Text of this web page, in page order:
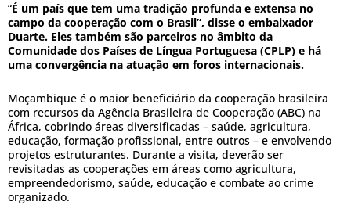
“É um país que tem uma tradição profunda e extensa no
campo da cooperação com o Brasil”, disse o embaixador
Duarte. Eles também são parceiros no âmbito da
Comunidade dos Países de Língua Portuguesa (CPLP) e há
uma convergência na atuação em foros internacionais.
Moçambique é o maior beneficiário da cooperação brasileira
com recursos da Agência Brasileira de Cooperação (ABC) na
África, cobrindo áreas diversificadas – saúde, agricultura,
educação, formação profissional, entre outros – e envolvendo
projetos estruturantes. Durante a visita, deverão ser
revisitadas as cooperações em áreas como agricultura,
empreendedorismo, saúde, educação e combate ao crime
organizado.